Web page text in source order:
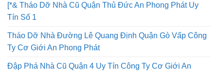
[*& Tháo Dỡ Nhà Cũ Quận Thủ Đức An Phong Phát Uy
Tín Số 1
Tháo Dỡ Nhà Đường Lê Quang Định Quận Gò Vấp Công
Ty Cơ Giới An Phong Phát
Đập Phá Nhà Cũ Quận 4 Uy Tín Công Ty Cơ Giới An